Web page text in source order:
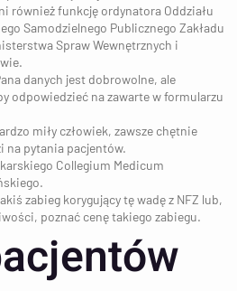
również funkcję ordynatora Oddziału
Samodzielnego Publicznego Zakładu
Spraw Wewnętrznych i
danych jest dobrowolne, ale
odpowiedzieć na zawarte w formularzu
miły człowiek, zawsze chętnie
na pytania pacjentów.
Collegium Medicum
zabieg korygujący tę wadę z NFZ lub,
poznać cenę takiego zabiegu.